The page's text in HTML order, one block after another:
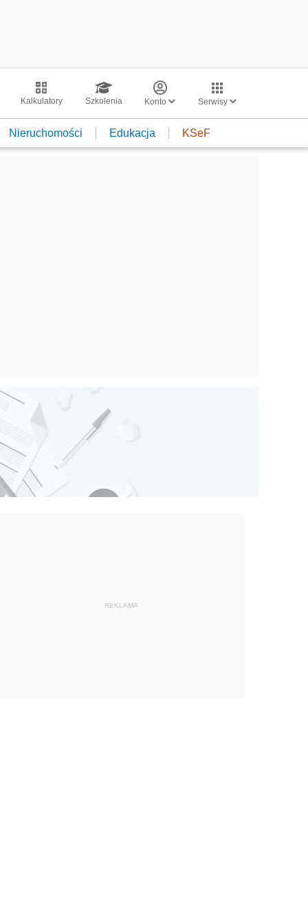
Kalkulatory Szkolenia Konto Serwisy
Nieruchomości Edukacja KSeF
REKLAMA